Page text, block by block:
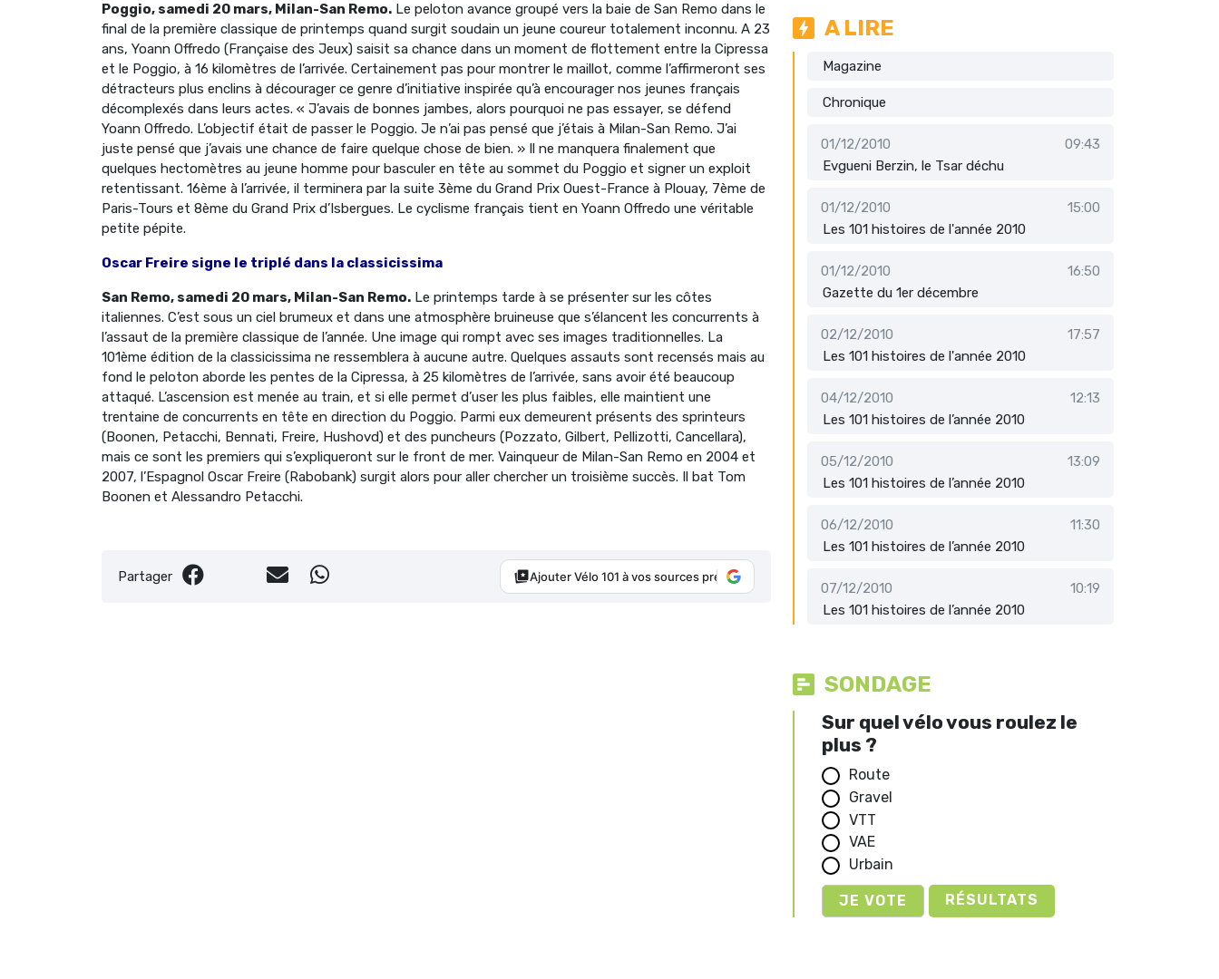
Poggio, samedi 20 mars, Milan-San Remo. Le peloton avance groupé vers la baie de San Remo dans le
final de la première classique de printemps quand surgit soudain un jeune coureur totalement inconnu. A 23
ans, Yoann Offredo (Française des Jeux) saisit sa chance dans un moment de flottement entre la Cipressa
et le Poggio, à 16 kilomètres de l’arrivée. Certainement pas pour montrer le maillot, comme l’affirmeront ses
détracteurs plus enclins à décourager ce genre d’initiative inspirée qu’à encourager nos jeunes français
décomplexés dans leurs actes. « J’avais de bonnes jambes, alors pourquoi ne pas essayer, se défend
Yoann Offredo. L’objectif était de passer le Poggio. Je n’ai pas pensé que j’étais à Milan-San Remo. J’ai
juste pensé que j’avais une chance de faire quelque chose de bien. » Il ne manquera finalement que
quelques hectomètres au jeune homme pour basculer en tête au sommet du Poggio et signer un exploit
retentissant. 16ème à l’arrivée, il terminera par la suite 3ème du Grand Prix Ouest-France à Plouay, 7ème de
Paris-Tours et 8ème du Grand Prix d’Isbergues. Le cyclisme français tient en Yoann Offredo une véritable
petite pépite.
Oscar Freire signe le triplé dans la classicissima
San Remo, samedi 20 mars, Milan-San Remo. Le printemps tarde à se présenter sur les côtes
italiennes. C’est sous un ciel brumeux et dans une atmosphère bruineuse que s’élancent les concurrents à
l’assaut de la première classique de l’année. Une image qui rompt avec ses images traditionnelles. La
101ème édition de la classicissima ne ressemblera à aucune autre. Quelques assauts sont recensés mais au
fond le peloton aborde les pentes de la Cipressa, à 25 kilomètres de l’arrivée, sans avoir été beaucoup
attaqué. L’ascension est menée au train, et si elle permet d’user les plus faibles, elle maintient une
trentaine de concurrents en tête en direction du Poggio. Parmi eux demeurent présents des sprinteurs
(Boonen, Petacchi, Bennati, Freire, Hushovd) et des puncheurs (Pozzato, Gilbert, Pellizotti, Cancellara),
mais ce sont les premiers qui s’expliqueront sur le front de mer. Vainqueur de Milan-San Remo en 2004 et
2007, l’Espagnol Oscar Freire (Rabobank) surgit alors pour aller chercher un troisième succès. Il bat Tom
Boonen et Alessandro Petacchi.
Partager Ajouter Vélo 101 à vos sources préférées
A LIRE
Magazine
Chronique
01/12/2010
09:43
Evgueni Berzin, le Tsar déchu
01/12/2010
15:00
Les 101 histoires de l'année 2010
01/12/2010
16:50
Gazette du 1er décembre
02/12/2010
17:57
Les 101 histoires de l'année 2010
04/12/2010
12:13
Les 101 histoires de l’année 2010
05/12/2010
13:09
Les 101 histoires de l’année 2010
06/12/2010
11:30
Les 101 histoires de l’année 2010
07/12/2010
10:19
Les 101 histoires de l’année 2010
SONDAGE
Sur quel vélo vous roulez le
plus ?
Route
Gravel
VTT
VAE
Urbain
RÉSULTATS